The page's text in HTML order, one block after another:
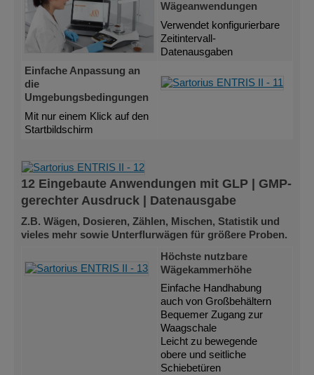
Wägeanwendungen
Verwendet konfigurierbare
Zeitintervall-
Datenausgaben
Einfache Anpassung an
die
Umgebungsbedingungen
Mit nur einem Klick auf den
Startbildschirm
12 Eingebaute Anwendungen mit GLP | GMP-
gerechter Ausdruck | Datenausgabe
Z.B. Wägen, Dosieren, Zählen, Mischen, Statistik und
vieles mehr sowie Unterflurwägen für größere Proben.
Höchste nutzbare
Wägekammerhöhe
Einfache Handhabung
auch von Großbehältern
Bequemer Zugang zur
Waagschale
Leicht zu bewegende
obere und seitliche
Schiebetüren